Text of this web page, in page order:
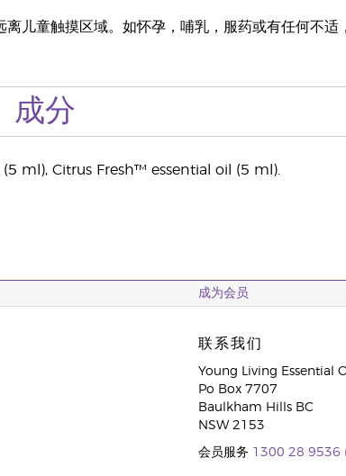
儿童触摸区域。如怀孕，哺乳，服药或有任何不适
成分
ml), Citrus Fresh™ essential oil (5 ml).
成为会员
联系我们
Young Living Essential
Po Box 7707
Baulkham Hills BC
NSW 2153
会员服务 1300 28 9536